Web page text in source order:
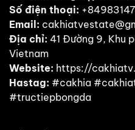
Số điện thoại:
Email:
Địa chỉ: 41 Đường 9, Khu
Vietnam
Website: https://
Hastag: #cakhia
#tructiepbongda